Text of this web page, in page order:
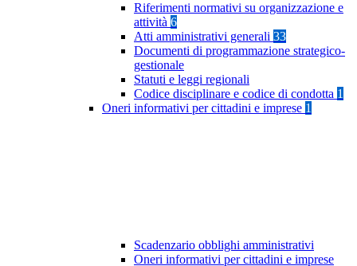
Riferimenti normativi su organizzazione e
attività 6
Atti amministrativi generali 33
Documenti di programmazione strategico-
gestionale
Statuti e leggi regionali
Codice disciplinare e codice di condotta 1
Oneri informativi per cittadini e imprese 1
Scadenzario obblighi amministrativi
Oneri informativi per cittadini e imprese